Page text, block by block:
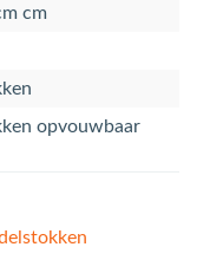
cm
opvouwbaar